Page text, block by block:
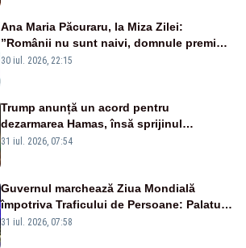
Ana Maria Păcuraru, la Miza Zilei:
”Românii nu sunt naivi, domnule premier
Bolojan”
30 iul. 2026, 22:15
Trump anunță un acord pentru
dezarmarea Hamas, însă sprijinul
Israelului rămâne incert
31 iul. 2026, 07:54
Guvernul marchează Ziua Mondială
împotriva Traficului de Persoane: Palatul
Victoria, iluminat în albastru
31 iul. 2026, 07:58